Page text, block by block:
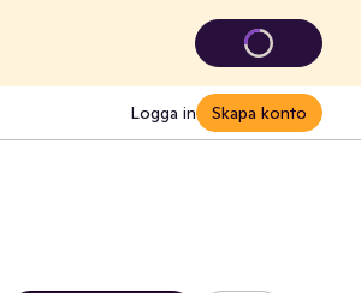
Logga in Skapa konto